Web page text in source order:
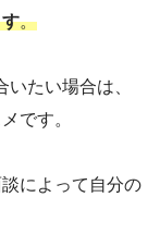
。
たい場合は、
です。
によって自分の